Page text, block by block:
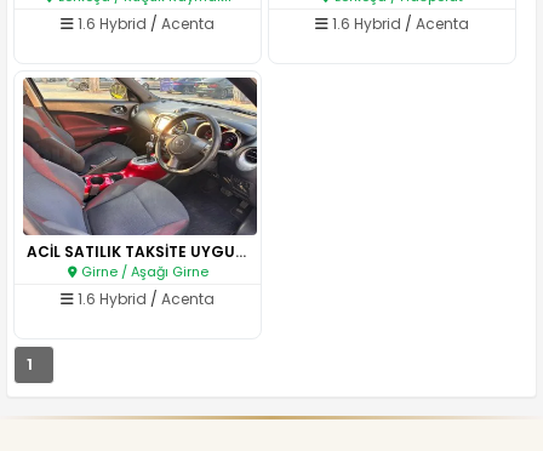
1.6 Hybrid / Acenta 1.6 Hybrid /Acenta
ACİL SATILIK TAKSİTE UYGUN NİS..
Girne / Aşağı Girne
1.6 Hybrid / Acenta
1